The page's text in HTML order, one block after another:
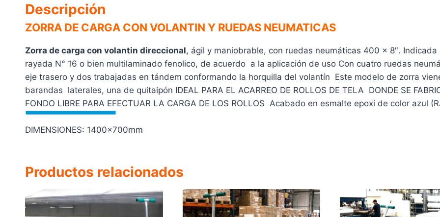
Descripción
ZORRA DE CARGA CON VOLANTIN Y RUEDAS NEUMATICAS
Zorra de carga con volantin direccional, ágil y maniobrable, con ruedas neumáticas 400 x 8″.
rayada N° 16 o bien multilaminado fenolico, de acuerdo a la aplicación de uso Con cuatro ruedas
eje trasero y dos trabajadas en tándem conformando la horquilla del volantín Este modelo de zorra
barandas laterales, una de quitaipón IDEAL PARA EL ACARREO DE ROLLOS DE TELA DONDE SE
FONDO LIBRE PARA EFECTUAR LA CARGA DE LOS ROLLOS Acabado en esmalte epoxi de color azul
DIMENSIONES: 1400x700mm
Productos relacionados